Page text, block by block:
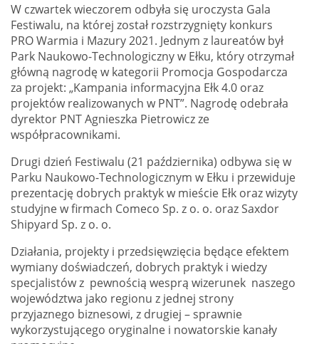
W czwartek wieczorem odbyła się uroczysta Gala
Festiwalu, na której został rozstrzygnięty konkurs
PRO Warmia i Mazury 2021. Jednym z laureatów był
Park Naukowo-Technologiczny w Ełku, który otrzymał
główną nagrodę w kategorii Promocja Gospodarcza
za projekt: „Kampania informacyjna Ełk 4.0 oraz
projektów realizowanych w PNT”. Nagrodę odebrała
dyrektor PNT Agnieszka Pietrowicz ze
współpracownikami.
Drugi dzień Festiwalu (21 października) odbywa się w
Parku Naukowo-Technologicznym w Ełku i przewiduje
prezentację dobrych praktyk w mieście Ełk oraz wizyty
studyjne w firmach Comeco Sp. z o. o. oraz Saxdor
Shipyard Sp. z o. o.
Działania, projekty i przedsięwzięcia będące efektem
wymiany doświadczeń, dobrych praktyk i wiedzy
specjalistów z pewnością wesprą wizerunek naszego
województwa jako regionu z jednej strony
przyjaznego biznesowi, z drugiej – sprawnie
wykorzystującego oryginalne i nowatorskie kanały